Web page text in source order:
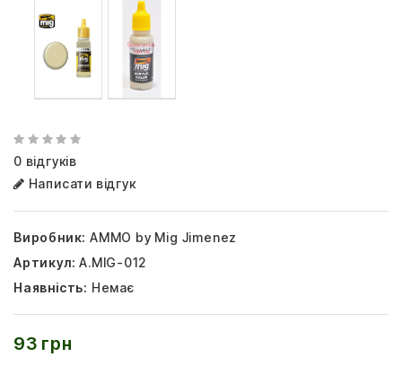
0 відгуків
Написати відгук
Виробник: AMMO by Mig Jimenez
Артикул: A.MIG-012
Наявність: Немає
93 грн